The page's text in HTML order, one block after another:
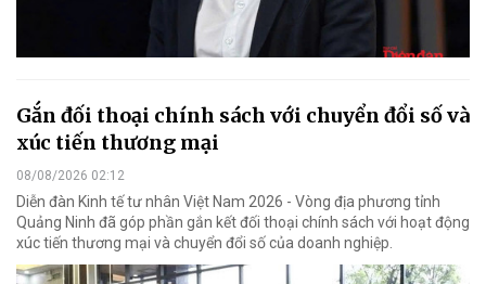
Gắn đối thoại chính sách với chuyển đổi số và
xúc tiến thương mại
08/08/2026 02:12
Diễn đàn Kinh tế tư nhân Việt Nam 2026 - Vòng địa phương tỉnh
Quảng Ninh đã góp phần gắn kết đối thoại chính sách với hoạt động
xúc tiến thương mại và chuyển đổi số của doanh nghiệp.